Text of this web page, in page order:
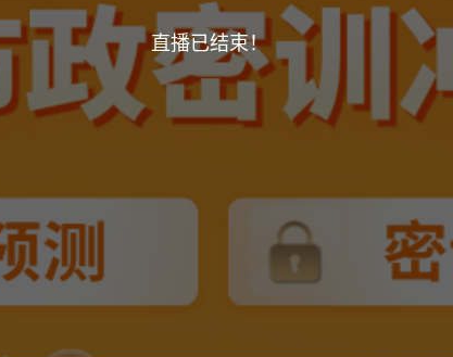
注册/登录
直播已结束！